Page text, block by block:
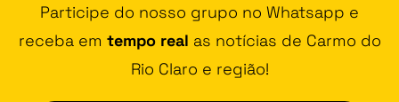
Participe do nosso grupo no Whatsapp e
receba em tempo real as notícias de Carmo do
Rio Claro e região!